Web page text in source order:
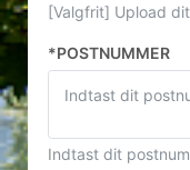
[Valgfrit] Upload
*POSTNUMMER
Indtast dit